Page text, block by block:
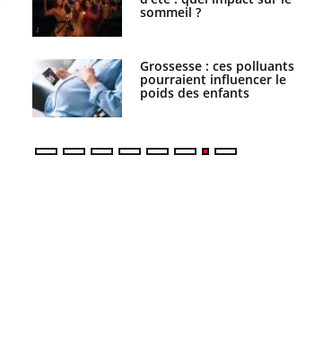
sommeil ?
Grossesse : ces polluants
pourraient influencer le
poids des enfants